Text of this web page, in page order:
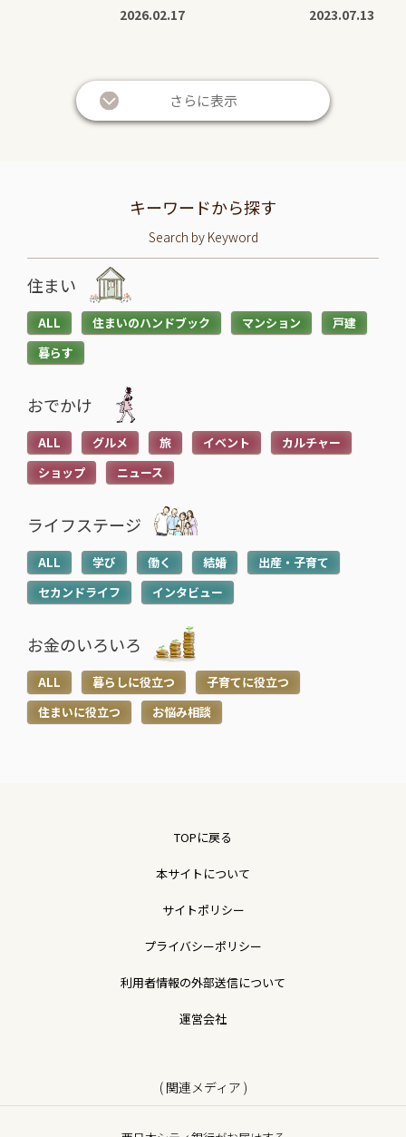
2026.02.17 2023.07.13
投資信託と株の違いは？仕
組みやリスク、利益などを
比較してわかりやすく解説
2026.05.28
き
を
退職金は定期預金で運用す
べき？メリット・デメリッ
トと条件を解説
2026.05.21
続
き
を
む
>
高校生でも口座開設でき
る？必要な書類や流れ・注
意点をわかりやすく解説
2026.05.12
>
住宅ローン中に転職しても
さらに表示
キーワードから探す
Search by Keyword
住まい
ALL 住まいのハンドブック マンション
戸建
暮らす
おでかけ
ALL グルメ 旅 イベント
カルチャー
ショップ
ニュース
ライフステージ
ALL 学び 働く 結婚
出産・子育て
セカンドライフ
インタビュー
お金のいろいろ
ALL 暮らしに役立つ
子育てに役立つ
住まいに役立つ
お悩み相談
TOPに戻る
本サイトについて
サイトポリシー
プライバシーポリシー
利用者情報の外部送信について
運営会社
( 関連メディア )